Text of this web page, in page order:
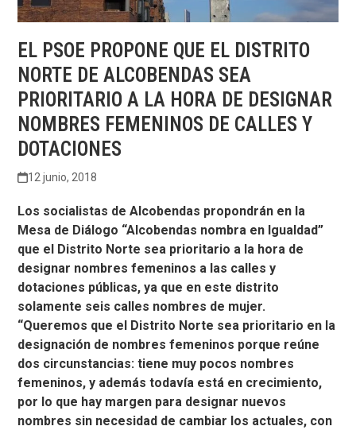
EL PSOE PROPONE QUE EL DISTRITO
NORTE DE ALCOBENDAS SEA
PRIORITARIO A LA HORA DE DESIGNAR
NOMBRES FEMENINOS DE CALLES Y
DOTACIONES
12 junio, 2018
Los socialistas de Alcobendas propondrán en la
Mesa de Diálogo “Alcobendas nombra en Igualdad”
que el Distrito Norte sea prioritario a la hora de
designar nombres femeninos a las calles y
dotaciones públicas, ya que en este distrito
solamente seis calles nombres de mujer.
“Queremos que el Distrito Norte sea prioritario en la
designación de nombres femeninos porque reúne
dos circunstancias: tiene muy pocos nombres
femeninos, y además todavía está en crecimiento,
por lo que hay margen para designar nuevos
nombres sin necesidad de cambiar los actuales, con